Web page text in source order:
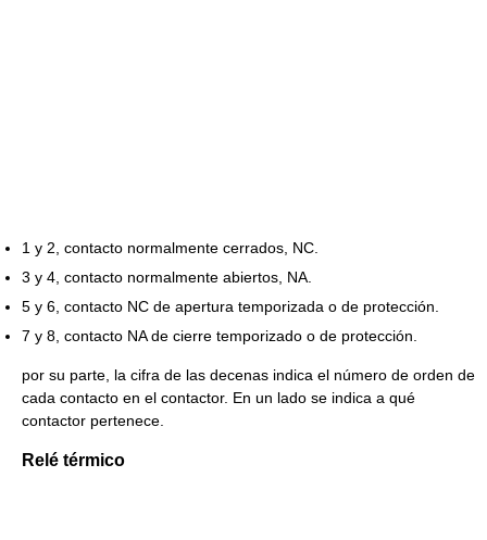
1 y 2, contacto normalmente cerrados, NC.
3 y 4, contacto normalmente abiertos, NA.
5 y 6, contacto NC de apertura temporizada o de protección.
7 y 8, contacto NA de cierre temporizado o de protección.
por su parte, la cifra de las decenas indica el número de orden de
cada contacto en el contactor. En un lado se indica a qué
contactor pertenece.
Relé térmico